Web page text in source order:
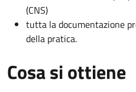
(CNS)
tutta la documentazione
della pratica.
Cosa si ottiene